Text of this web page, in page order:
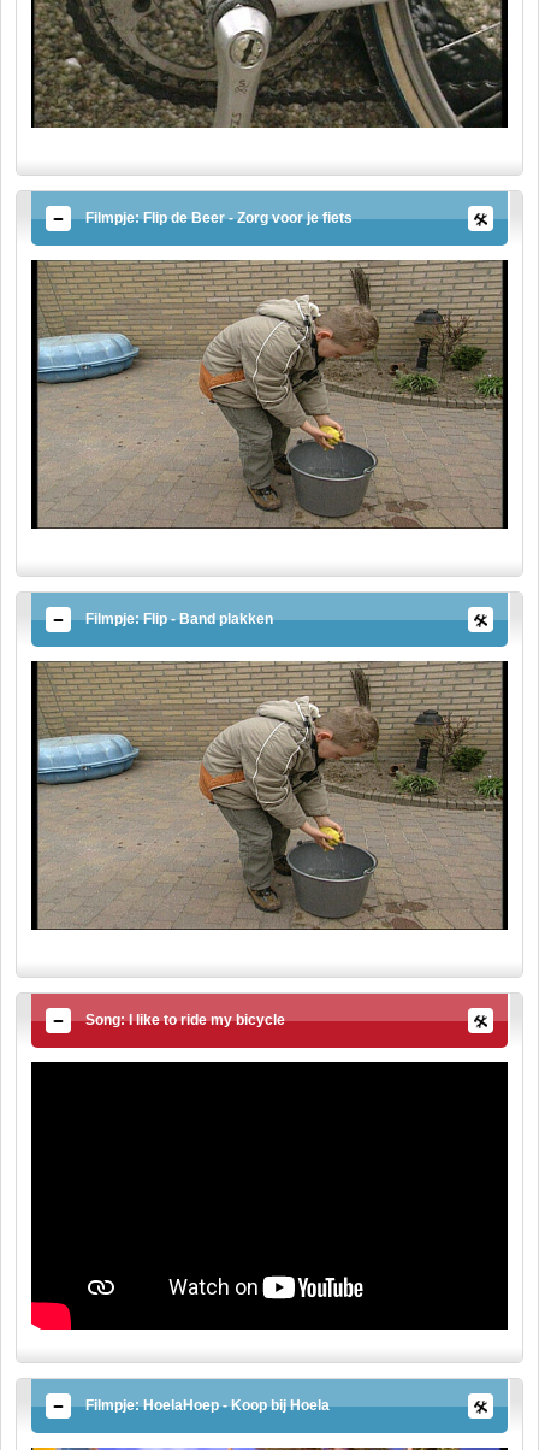
Filmpje: Flip de Beer - Zorg voor je fiets
Filmpje: Flip - Band plakken
Song: I like to ride my bicycle
Filmpje: HoelaHoep - Koop bij Hoela